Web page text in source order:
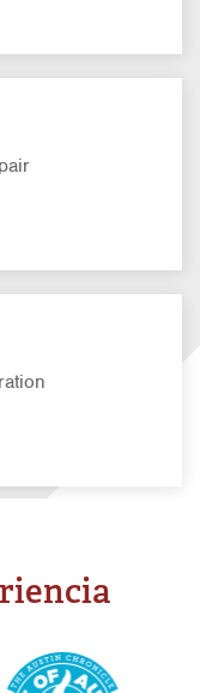
Installation